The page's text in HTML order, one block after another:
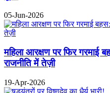
05-Jun-2026
महिला आरक्षण पर फिर गरमाई
राजनीति में तेज़ी
19-Apr-2026